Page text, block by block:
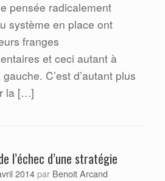
pensée radicalement
système en place ont
franges
et ceci autant à
gauche. C’est d’autant plus
la […]
l’échec d’une stratégie
2014 par Benoit Arcand